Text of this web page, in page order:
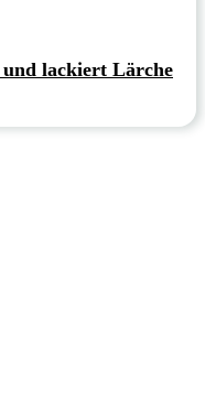
und lackiert Lärche